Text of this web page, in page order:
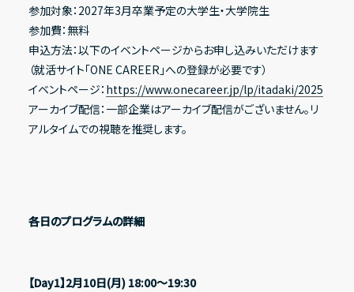
IRカレンダー
電子公告
FAQ
IRポリシー
免責事項
参加対象：2027年3月卒業予定の大学生・大学院生
参加費：無料
申込方法：以下のイベントページからお申し込みいただけます
（就活サイト「ONE CAREER」への登録が必要です）
イベントページ： https://www.onecareer.jp/lp/itadaki/2025
アーカイブ配信：一部企業はアーカイブ配信がございません。リ
アルタイムでの視聴を推奨します。
各日のプログラムの詳細
【Day1】2月10日(月) 18:00〜19:30